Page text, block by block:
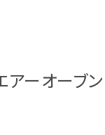
アーオーブ